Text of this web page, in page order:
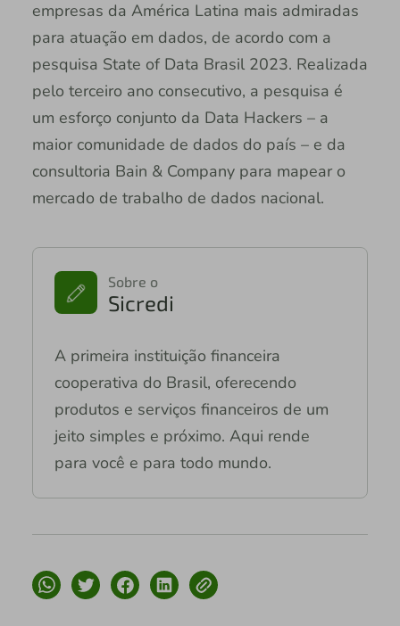
empresas da América Latina mais admiradas
para atuação em dados, de acordo com a
pesquisa State of Data Brasil 2023. Realizada
pelo terceiro ano consecutivo, a pesquisa é
um esforço conjunto da Data Hackers – a
maior comunidade de dados do país – e da
consultoria Bain & Company para mapear o
mercado de trabalho de dados nacional.
Sobre o
Sicredi
A primeira instituição financeira
cooperativa do Brasil, oferecendo
produtos e serviços financeiros de um
jeito simples e próximo. Aqui rende
para você e para todo mundo.